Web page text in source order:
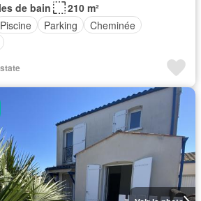
de bain
210 m²
Piscine Parking
Cheminée